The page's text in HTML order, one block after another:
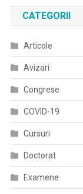
CATEGORII
Articole
Avizari
Congrese
COVID-19
Cursuri
Doctorat
Examene